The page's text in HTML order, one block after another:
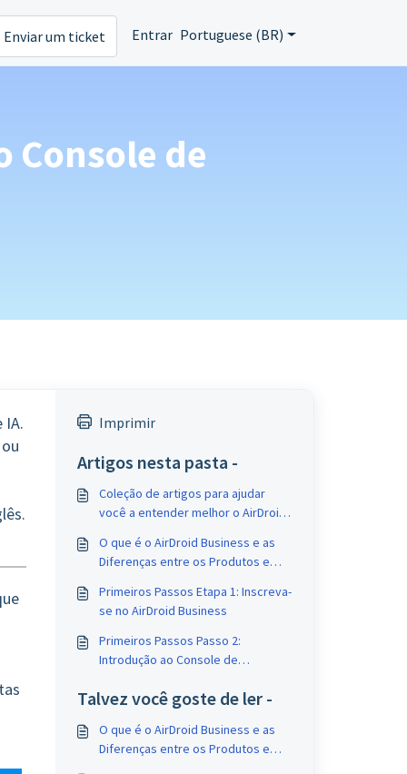
Enviar um ticket Entrar Portuguese (BR)
Console de
IA.
Imprimir
Artigos nesta pasta -
Coleção de artigos para ajudar
você a entender melhor o AirDroid
Dispositivos Móveis (MDM)
O que é o AirDroid Business e as
Diferenças entre os Produtos e
Primeiros Passos Etapa 1: Inscreva-
se no AirDroid Business
Primeiros Passos Passo 2:
Introdução ao Console de
Talvez você goste de ler -
O que é o AirDroid Business e as
Diferenças entre os Produtos e